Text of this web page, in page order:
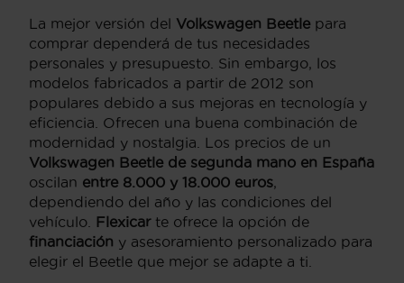
La mejor versión del Volkswagen Beetle para
comprar dependerá de tus necesidades
personales y presupuesto. Sin embargo, los
modelos fabricados a partir de 2012 son
populares debido a sus mejoras en tecnología y
eficiencia. Ofrecen una buena combinación de
modernidad y nostalgia. Los precios de un
Volkswagen Beetle de segunda mano en España
oscilan entre 8.000 y 18.000 euros,
dependiendo del año y las condiciones del
vehículo. Flexicarte ofrece la opción de
financiación y asesoramiento personalizado para
elegir el Beetle que mejor se adapte a ti.